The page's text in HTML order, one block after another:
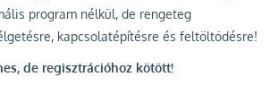
program nélkül, de rengeteg
kapcsolatépítésre és feltöltődésre!
de regisztrációhoz kötött!